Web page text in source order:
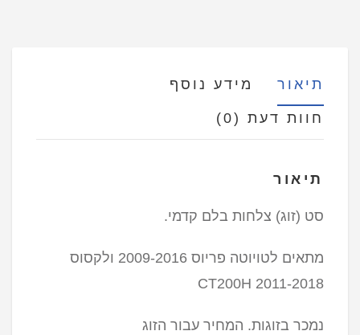
תיאור מידע נוסף
חוות דעת (0)
תיאור
סט (זוג) צלחות בלם קדמי.
מתאים לטויוטה פריוס 2009-2016 ולקסוס
CT200H 2011-2018
נמכר בזוגות. המחיר עבור הזוג